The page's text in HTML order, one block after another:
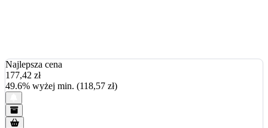
Najlepsza cena
177,42 zł
49.6% wyżej min. (118,57 zł)